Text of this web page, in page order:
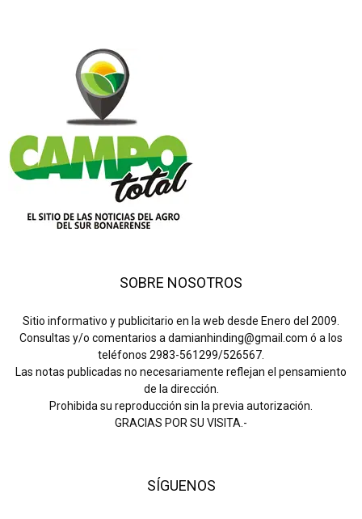
SOBRE NOSOTROS
Sitio informativo y publicitario en la web desde Enero del 2009.
Consultas y/o comentarios a damianhinding@gmail.com ó a los
teléfonos 2983-561299/526567.
Las notas publicadas no necesariamente reflejan el pensamiento
de la dirección.
Prohibida su reproducción sin la previa autorización.
GRACIAS POR SU VISITA.-
SÍGUENOS